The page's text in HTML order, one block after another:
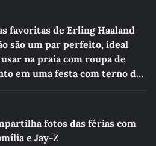
favoritas de Erling Haaland
são um par perfeito, ideal
na praia com roupa de
em uma festa com terno de
fotos das férias com
e Jay-Z